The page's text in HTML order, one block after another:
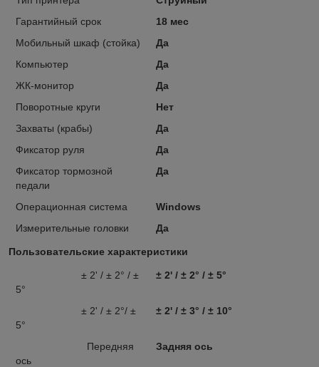
Гарантийный срок
18 мес
Мобильный шкаф (стойка)
Да
Компьютер
Да
ЖК-монитор
Да
Поворотные круги
Нет
Захваты (крабы)
Да
Фиксатор руля
Да
Фиксатор тормозной
педали
Да
Операционная система
Windows
Измерительные головки
Да
Пользовательские характеристики
± 2' / ± 2° / ±
5°
± 2' / ± 2° / ± 5°
± 2' / ± 2°/ ±
5°
± 2' / ± 3° / ± 10°
Передняя
ось
Задняя ось